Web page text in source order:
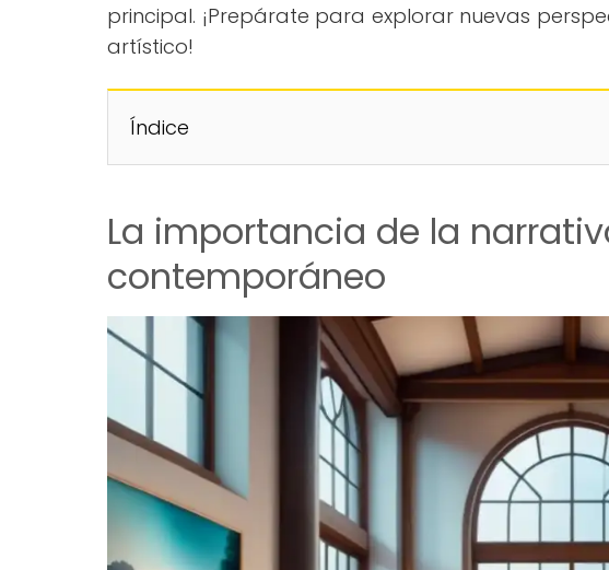
principal. ¡Prepárate para explorar nuevas
artístico!
Índice
La importancia de la
contemporáneo